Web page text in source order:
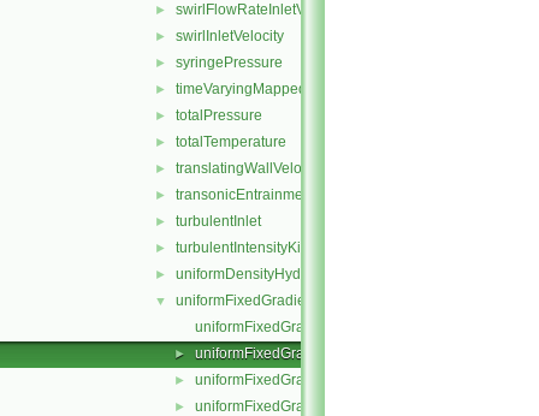
► swirlFlowRateInletVelocity
► swirlInletVelocity
► syringePressure
► timeVaryingMappedFixedValue
► totalPressure
► totalTemperature
► translatingWallVelocity
► transonicEntrainmentPressure
► turbulentInlet
► turbulentIntensityKineticEnergyInlet
► uniformDensityHydrostaticPressure
▼
uniformFixedGradient
uniformFixedGradientFvPatchField.C
► uniformFixedGradientFvPatchField.H
► uniformFixedGradientFvPatchFields.C
► uniformFixedGradientFvPatchFields.H